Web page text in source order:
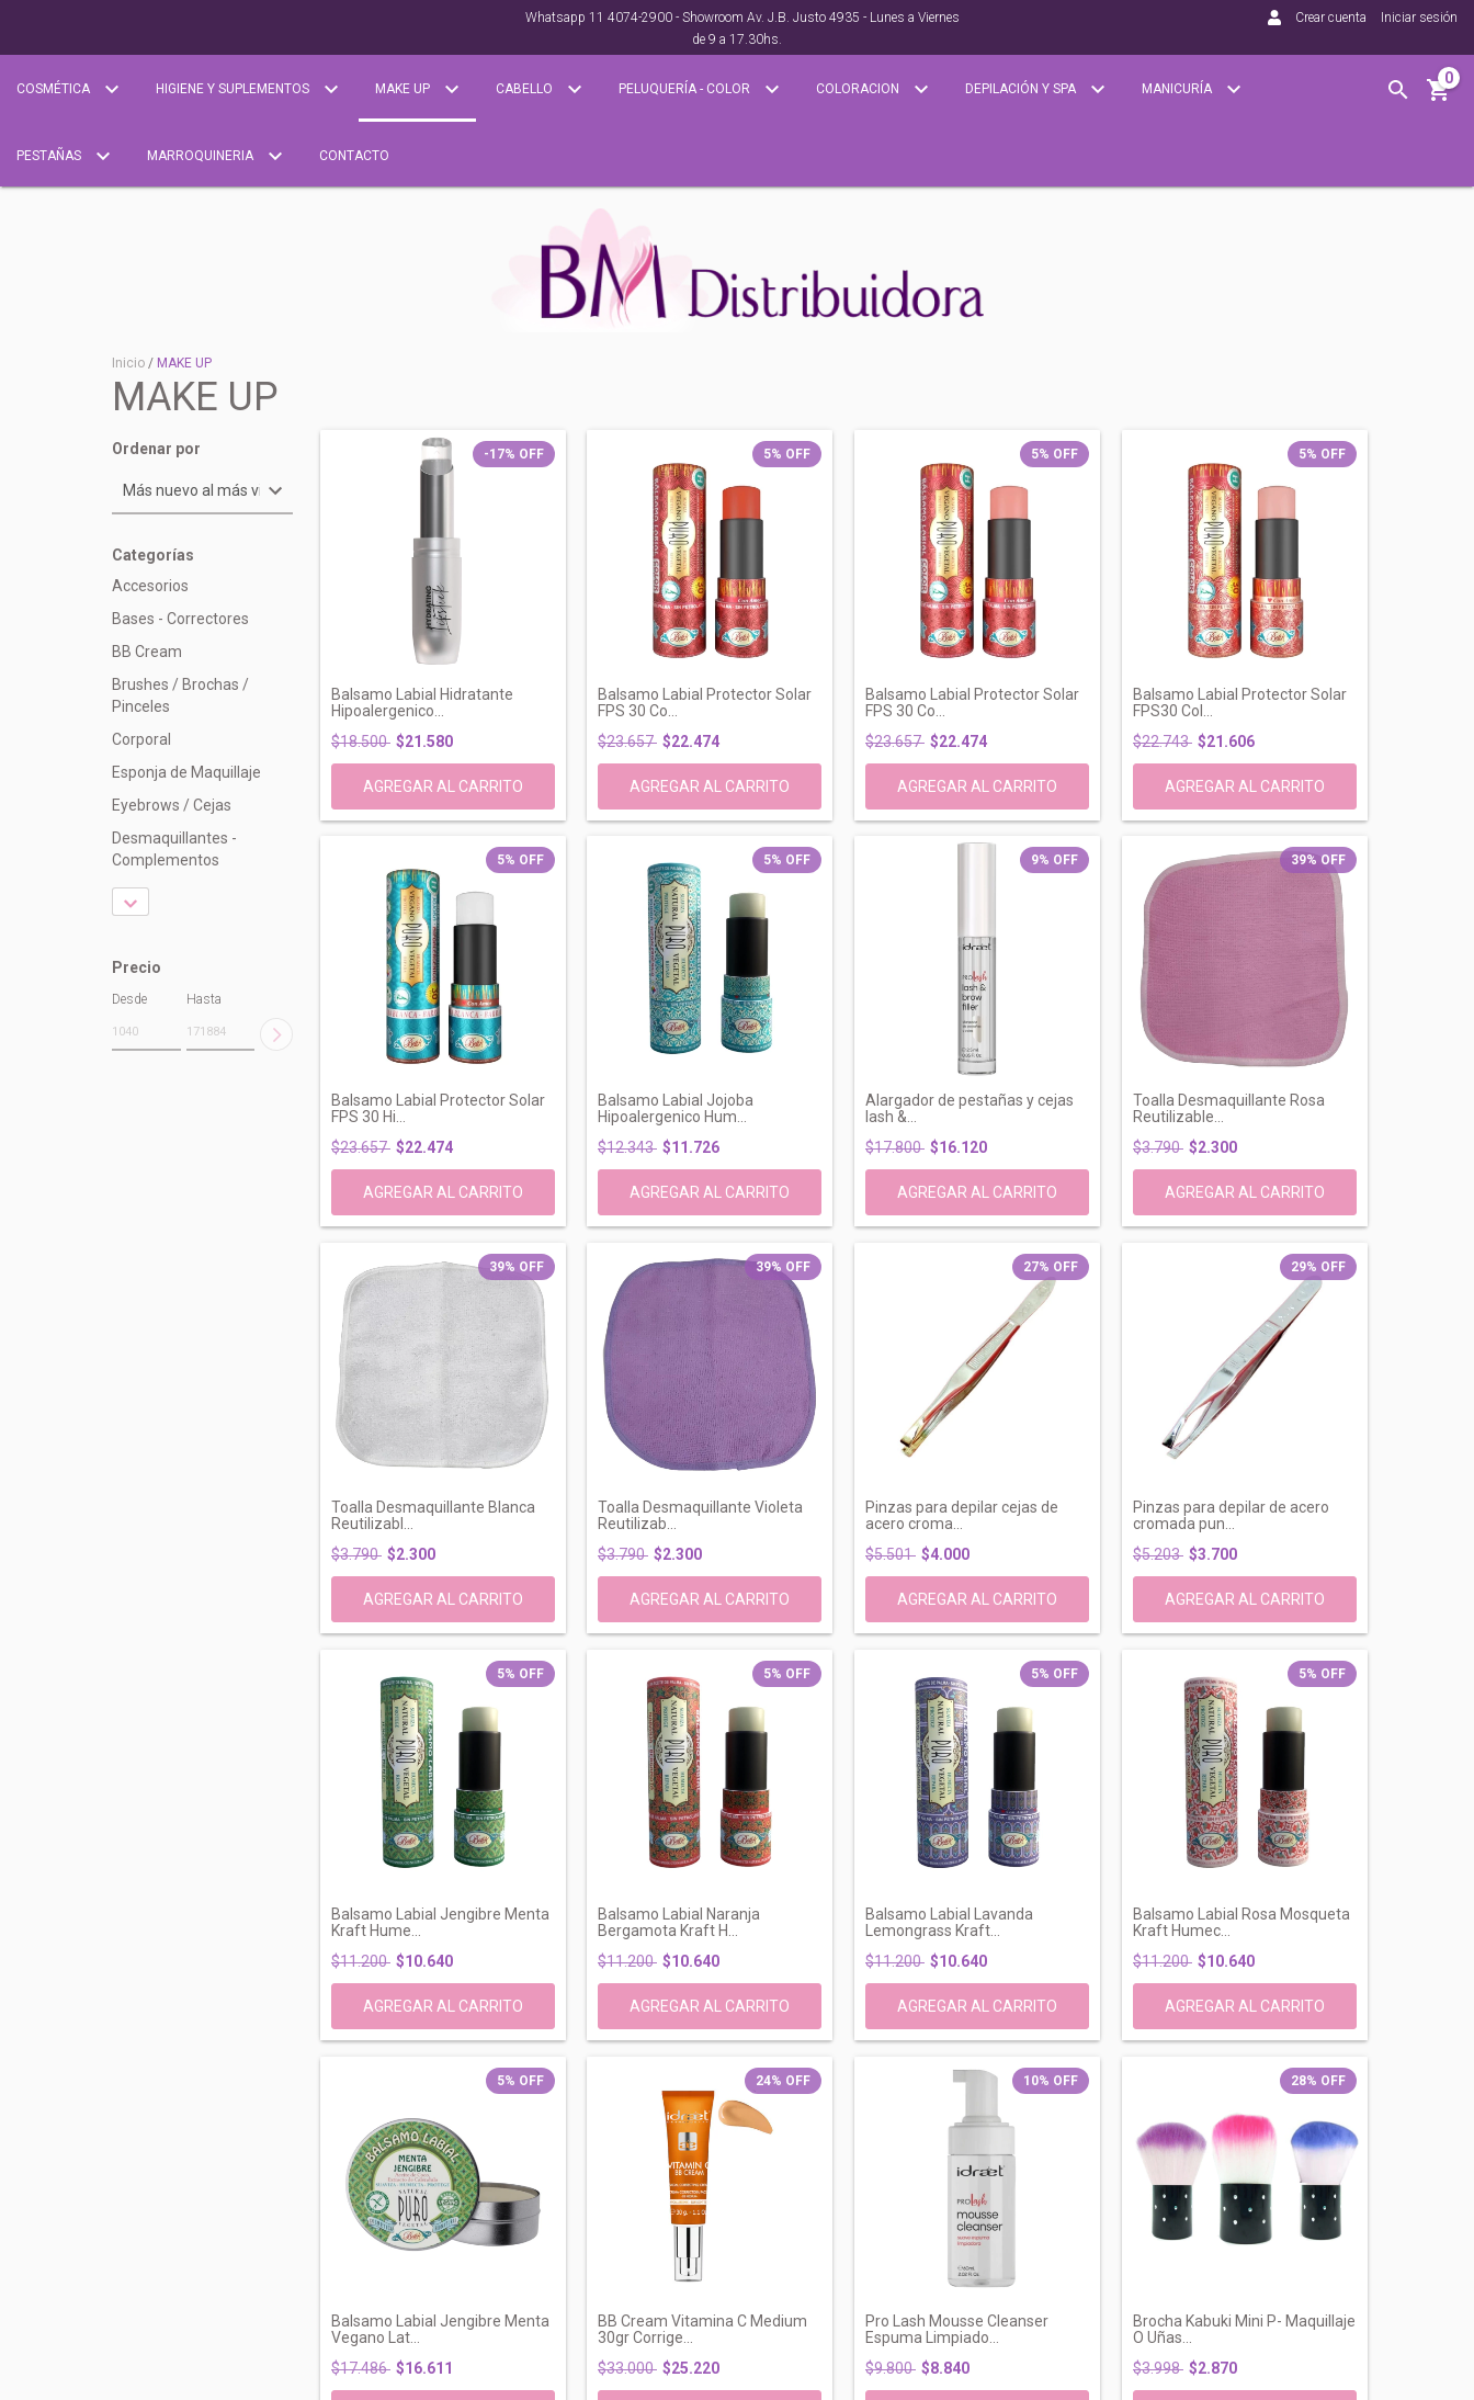
Whatsapp 11 4074-2900 - Showroom Av. J.B. Justo 4935 - Lunes a Viernes
de 9 a 17.30hs.
Crear cuenta Iniciar sesión
COSMÉTICA HIGIENE Y SUPLEMENTOS MAKE UP CABELLO PELUQUERÍA - COLOR COLORACION DEPILACIÓN Y SPA MANICURÍA
PESTAÑAS MARROQUINERIA CONTACTO
0
Inicio / MAKE UP
MAKE UP
Ordenar por
Categorías
Accesorios
Bases - Correctores
BB Cream
Brushes / Brochas /
Pinceles
Corporal
Esponja de Maquillaje
Eyebrows / Cejas
Desmaquillantes -
Complementos
Precio
Desde Hasta
-17% OFF
Balsamo Labial Hidratante
Hipoalergenico...
$18.500 $21.580
5% OFF
Balsamo Labial Protector Solar
FPS 30 Co...
$23.657 $22.474
5% OFF
Balsamo Labial Protector Solar
FPS 30 Co...
$23.657 $22.474
5% OFF
Balsamo Labial Protector Solar
FPS30 Col...
$22.743 $21.606
5% OFF
Balsamo Labial Protector Solar
FPS 30 Hi...
$23.657 $22.474
5% OFF
Balsamo Labial Jojoba
Hipoalergenico Hum...
$12.343 $11.726
9% OFF
Alargador de pestañas y cejas
lash &...
$17.800 $16.120
39%OFF
Toalla Desmaquillante Rosa
Reutilizable...
$3.790 $2.300
39% OFF
Toalla Desmaquillante Blanca
Reutilizabl...
$3.790 $2.300
39% OFF
Toalla Desmaquillante Violeta
Reutilizab...
$3.790 $2.300
27% OFF
Pinzas para depilar cejas de
acero croma...
$5.501 $4.000
29% OFF
Pinzas para depilar de acero
cromada pun...
$5.203 $3.700
5% OFF
Balsamo Labial Jengibre Menta
Kraft Hume...
$11.200 $10.640
5% OFF
Balsamo Labial Naranja
Bergamota Kraft H...
$11.200 $10.640
5% OFF
Balsamo Labial Lavanda
Lemongrass Kraft...
$11.200 $10.640
5% OFF
Balsamo Labial Rosa Mosqueta
Kraft Humec...
$11.200 $10.640
5% OFF
Balsamo Labial Jengibre Menta
Vegano Lat...
$17.486 $16.611
24% OFF
BB Cream Vitamina C Medium
30gr Corrige...
$33.000 $25.220
10% OFF
Pro Lash Mousse Cleanser
Espuma Limpiado...
$9.800 $8.840
28% OFF
Brocha Kabuki Mini P- Maquillaje
O Uñas...
$3.998 $2.870